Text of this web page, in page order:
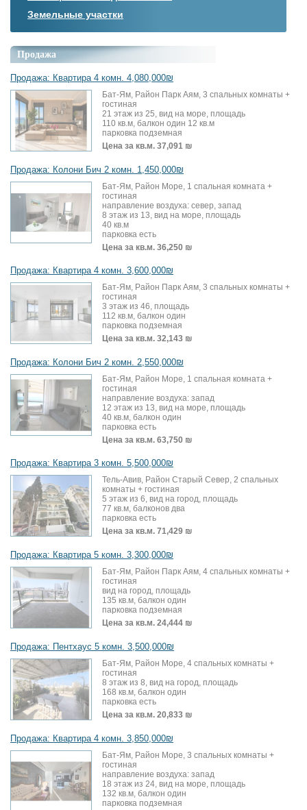
Земельные участки
Продажа
Продажа: Квартира 4 комн. 4,080,000₪
Бат-Ям, Район Парк Аям, 3 спальных комнаты +
гостиная
21 этаж из 25, вид на море, площадь
110 кв.м, балкон один 12 кв.м
парковка подземная
Цена за кв.м. 37,091 ₪
Продажа: Колони Бич 2 комн. 1,450,000₪
Бат-Ям, Район Море, 1 спальная комната +
гостиная
направление воздуха: север, запад
8 этаж из 13, вид на море, площадь
40 кв.м
парковка есть
Цена за кв.м. 36,250 ₪
Продажа: Квартира 4 комн. 3,600,000₪
Бат-Ям, Район Парк Аям, 3 спальных комнаты +
гостиная
3 этаж из 46, площадь
112 кв.м, балкон один
парковка подземная
Цена за кв.м. 32,143 ₪
Продажа: Колони Бич 2 комн. 2,550,000₪
Бат-Ям, Район Море, 1 спальная комната +
гостиная
направление воздуха: запад
12 этаж из 13, вид на море, площадь
40 кв.м, балкон один
парковка есть
Цена за кв.м. 63,750 ₪
Продажа: Квартира 3 комн. 5,500,000₪
Тель-Авив, Район Старый Север, 2 спальных
комнаты + гостиная
5 этаж из 6, вид на город, площадь
77 кв.м, балконов два
парковка есть
Цена за кв.м. 71,429 ₪
Продажа: Квартира 5 комн. 3,300,000₪
Бат-Ям, Район Парк Аям, 4 спальных комнаты +
гостиная
вид на город, площадь
135 кв.м, балкон один
парковка подземная
Цена за кв.м. 24,444 ₪
Продажа: Пентхаус 5 комн. 3,500,000₪
Бат-Ям, Район Море, 4 спальных комнаты +
гостиная
8 этаж из 8, вид на город, площадь
168 кв.м, балкон один
парковка есть
Цена за кв.м. 20,833 ₪
Продажа: Квартира 4 комн. 3,850,000₪
Бат-Ям, Район Море, 3 спальных комнаты +
гостиная
направление воздуха: запад
18 этаж из 24, вид на море, площадь
132 кв.м, балкон один
парковка подземная